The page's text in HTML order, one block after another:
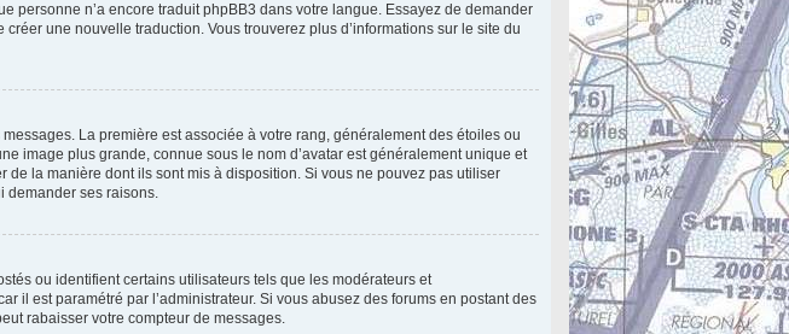
personne n’a encore traduit phpBB3 dans votre langue. Essayez de demander
une nouvelle traduction. Vous trouverez plus d’informations sur le site du
La première est associée à votre rang, généralement des étoiles ou
image plus grande, connue sous le nom d’avatar est généralement unique et
de la manière dont ils sont mis à disposition. Si vous ne pouvez pas utiliser
demander ses raisons.
ou identifient certains utilisateurs tels que les modérateurs et
il est paramétré par l’administrateur. Si vous abusez des forums en postant des
rabaisser votre compteur de messages.